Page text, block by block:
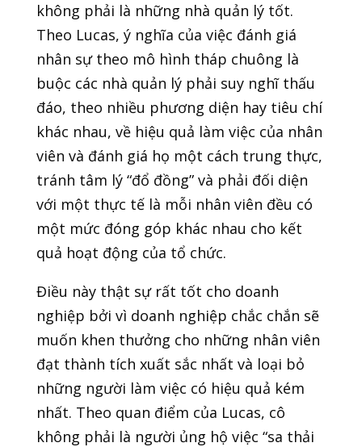
không phải là những nhà quản lý tốt.
Theo Lucas, ý nghĩa của việc đánh giá
nhân sự theo mô hình tháp chuông là
buộc các nhà quản lý phải suy nghĩ thấu
đáo, theo nhiều phương diện hay tiêu chí
khác nhau, về hiệu quả làm việc của nhân
viên và đánh giá họ một cách trung thực,
tránh tâm lý “đổ đồng” và phải đối diện
với một thực tế là mỗi nhân viên đều có
một mức đóng góp khác nhau cho kết
quả hoạt động của tổ chức.
Điều này thật sự rất tốt cho doanh
nghiệp bởi vì doanh nghiệp chắc chắn sẽ
muốn khen thưởng cho những nhân viên
đạt thành tích xuất sắc nhất và loại bỏ
những người làm việc có hiệu quả kém
nhất. Theo quan điểm của Lucas, cô
không phải là người ủng hộ việc “sa thải